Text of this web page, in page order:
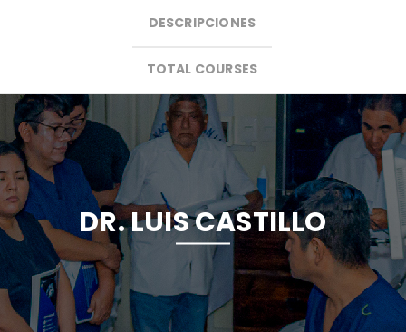
DR. LUIS CASTILLO
DESCRIPCIONES
TOTAL COURSES